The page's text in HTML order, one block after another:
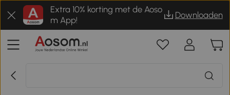
Extra 10% korting met de Aoso
m App!
Downloaden